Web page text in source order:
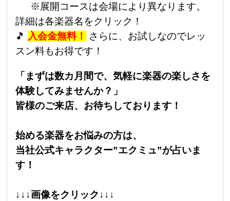
※展開コースは会場により異なります。
詳細は各楽器名をクリック！
🎵
入会金無料！
さらに、お試しなのでレッ
スン料もお得です！
「まずは数カ月間で、気軽に楽器の楽しさを
体験してみませんか？」
皆様のご来店、お待ちしております！
始める楽器をお悩みの方は、
当社公式キャラクター”エクミュ”が占いま
す！
↓↓↓画像をクリック↓↓↓